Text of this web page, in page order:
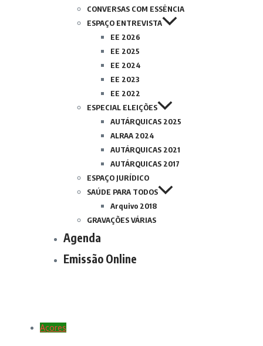
CONVERSAS COM ESSÊNCIA
ESPAÇO ENTREVISTA
EE 2026
EE 2025
EE 2024
EE 2023
EE 2022
ESPECIAL ELEIÇÕES
AUTÁRQUICAS 2025
ALRAA 2024
AUTÁRQUICAS 2021
AUTÁRQUICAS 2017
ESPAÇO JURÍDICO
SAÚDE PARA TODOS
Arquivo 2018
GRAVAÇÕES VÁRIAS
Agenda
Emissão Online
Açores